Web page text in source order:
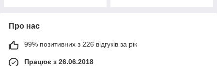
Про нас
99% позитивних з 226 відгуків за рік
Працює з 26.06.2018